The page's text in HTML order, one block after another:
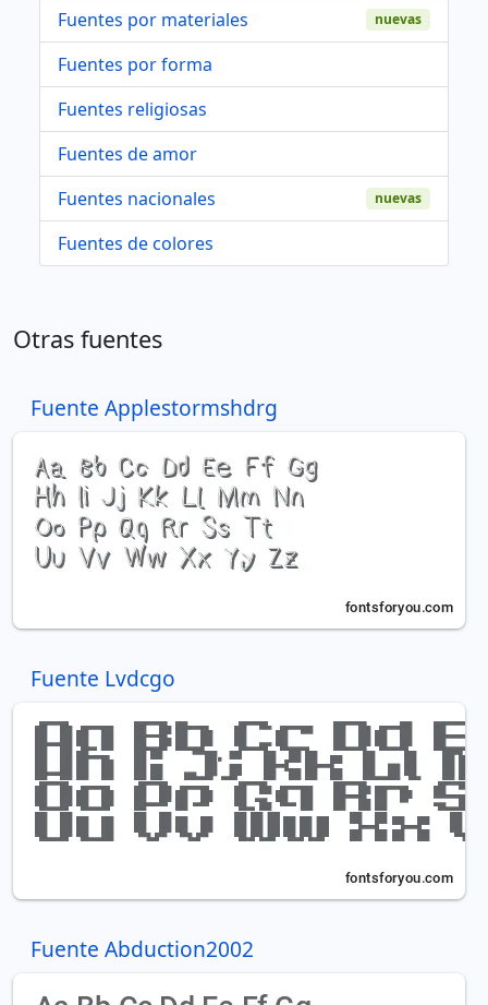
Fuentes por materiales
nuevas
Fuentes por forma
Fuentes religiosas
Fuentes de amor
Fuentes nacionales
nuevas
Fuentes de colores
Otras fuentes
Fuente Applestormshdrg
Fuente Lvdcgo
Fuente Abduction2002